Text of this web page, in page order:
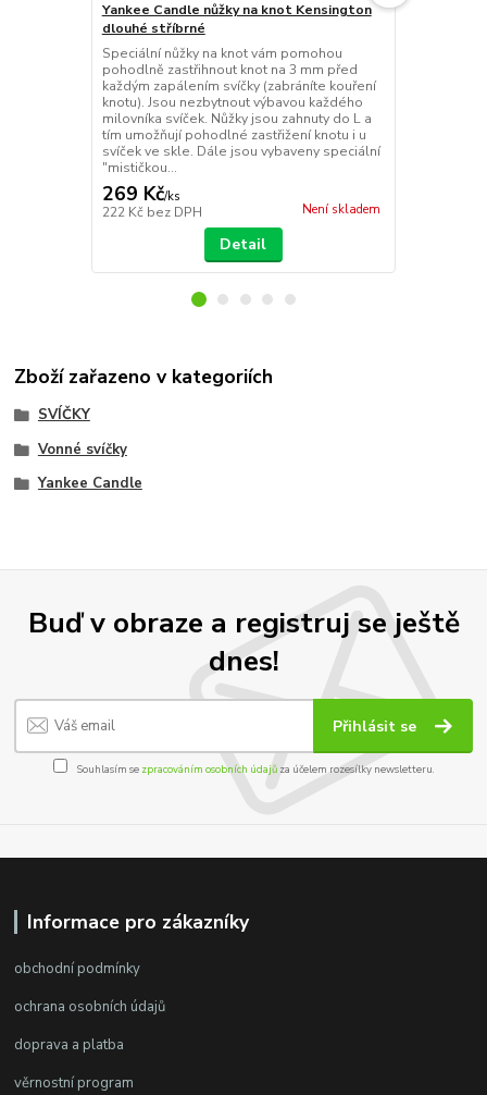
Yankee Candle nůžky na knot Kensington
dlouhé stříbrné
Speciální nůžky na knot vám pomohou
pohodlně zastřihnout knot na 3 mm před
každým zapálením svíčky (zabráníte kouření
knotu). Jsou nezbytnout výbavou každého
milovníka svíček. Nůžky jsou zahnuty do L a
tím umožňují pohodlné zastřižení knotu i u
svíček ve skle. Dále jsou vybaveny speciální
"mističkou...
269 Kč/ks
222 Kč bez DPH Není skladem
Detail
Zboží zařazeno v kategoriích
SVÍČKY
Vonné svíčky
Yankee Candle
Buď v obraze a registruj se ještě
dnes!
Přihlásit se
Souhlasím se zpracováním osobních údajůza účelem rozesílky newsletteru.
Informace pro zákazníky
obchodní podmínky
ochrana osobních údajů
doprava a platba
věrnostní program